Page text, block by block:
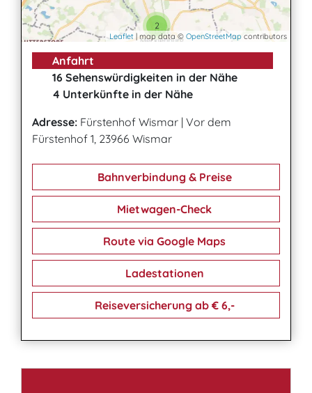
2
Leaflet | map data © OpenStreetMap contributors
Anfahrt
16 Sehenswürdigkeiten in der Nähe
4 Unterkünfte in der Nähe
Adresse: Fürstenhof Wismar | Vor dem
Fürstenhof 1, 23966 Wismar
Bahnverbindung & Preise
Mietwagen-Check
Route via Google Maps
Ladestationen
Reiseversicherung ab € 6,-